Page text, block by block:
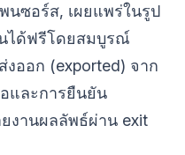
นซอร์ส, เผยแพร่ในรูป
ได้ฟรีโดยสมบูรณ์
ออก (exported) จาก
และการยืนยัน
งานผลลัพธ์ผ่าน exit